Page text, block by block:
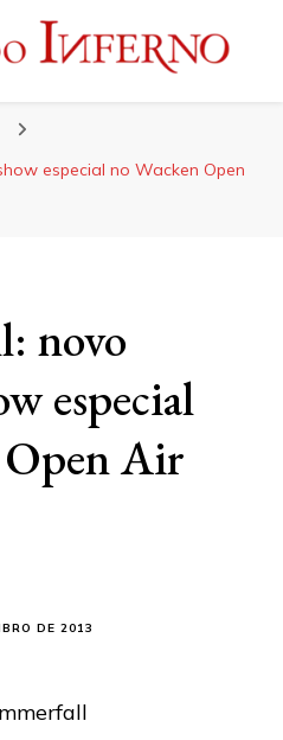
especial no Wacken Open
novo
especial
Open Air
DE 2013